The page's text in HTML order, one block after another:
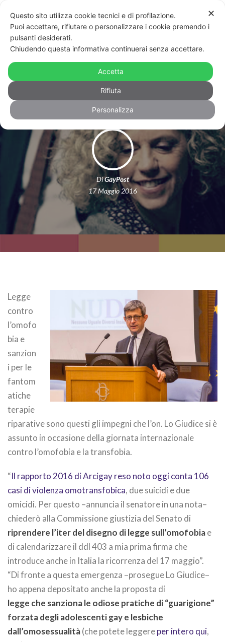
Omofobia, depositata legge contro le
terapie riparative
DiGayPost
17 Maggio 2016
Legge
contro
l’omofo
bia e
sanzion
i per le
fantom
atiche
terapie
riparative sono questi gli impegni che l’on. Lo Giudice si è
assunto in occasione della giornata internazionale
contro l’omofobia e la transfobia.
“Il rapporto 2016 di Arcigay reso noto oggi conta 106
casi di violenza omotransfobica, due suicidi e due
omicidi. Per questo –annuncia il senatore in una nota–
chiederò alla Commissione giustizia del Senato di
riprendere l’iter del disegno di legge sull’omofobiae
di calendarizzare il ddl 403 a mia prima firma che
introduce anche in Italia la ricorrenza del 17 maggio”.
“Di fronte a questa emergenza –prosegue Lo Giudice–
ho appena depositato anche la proposta di
legge che sanziona le odiose pratiche di “guarigione”
forzata degli adolescenti gay e lesbiche
dall’omosessualità(che potete leggereper intero qui,
✕
Questo sito utilizza cookie tecnici e di profilazione.
Puoi accettare, rifiutare o personalizzare i cookie premendo i
pulsanti desiderati.
Chiudendo questa informativa continuerai senza accettare.
Accetta
Rifiuta
Personalizza